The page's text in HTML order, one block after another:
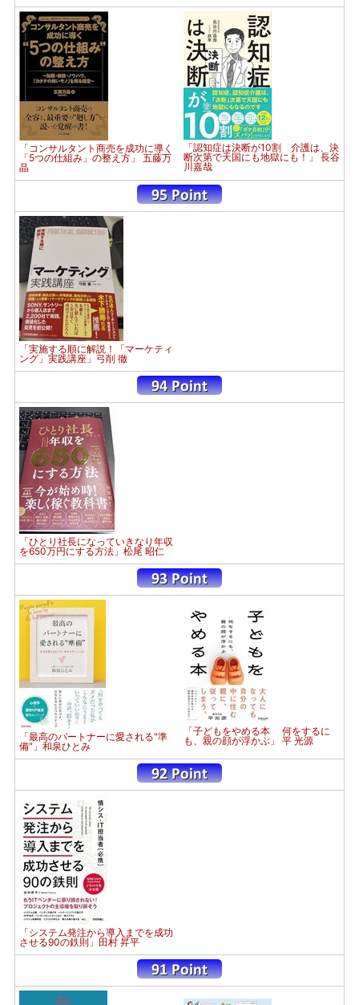
「コンサルタント商売を成功に導く
「5つの仕組み」の整え方」 五藤万
晶
「認知症は決断が10割 介護は、決
断次第で天国にも地獄にも！」 長谷
川嘉哉
「実施する順に解説！「マーケティ
ング」実践講座」弓削 徹
「ひとり社長になっていきなり年収
を650万円にする方法」松尾 昭仁
「最高のパートナーに愛される"準
備"」和泉ひとみ
「子どもをやめる本 何をするに
も、親の顔が浮かぶ」 平 光源
「システム発注から導入までを成功
させる90の鉄則」田村 昇平